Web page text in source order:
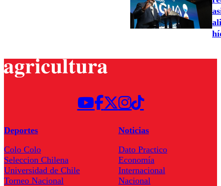
Deportes
Colo Colo
Seleccion Chilena
Universidad de Chile
Torneo Nacional
Noticias
Dato Practico
Economía
Internacional
Nacional